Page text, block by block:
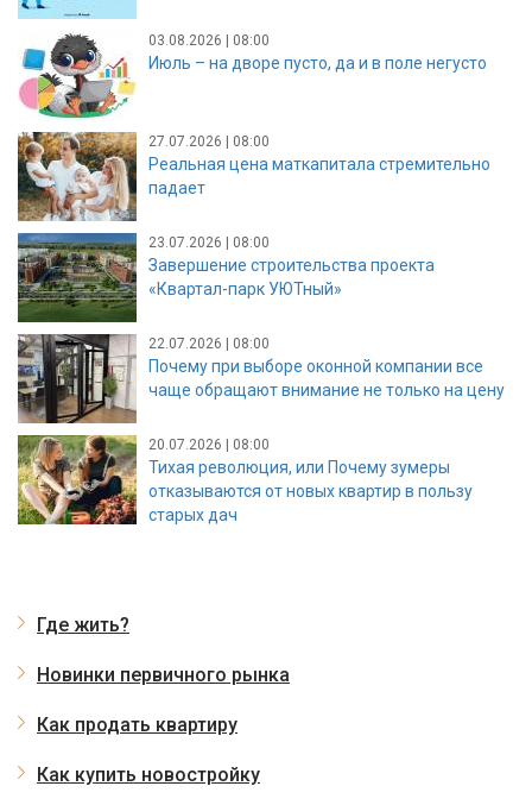
03.08.2026 | 08:00
Июль – на дворе пусто, да и в поле негусто
27.07.2026 | 08:00
Реальная цена маткапитала стремительно
падает
23.07.2026 | 08:00
Завершение строительства проекта
«Квартал-парк УЮТный»
22.07.2026 | 08:00
Почему при выборе оконной компании все
чаще обращают внимание не только на цену
20.07.2026 | 08:00
Тихая революция, или Почему зумеры
отказываются от новых квартир в пользу
старых дач
Где жить?
Новинки первичного рынка
Как продать квартиру
Как купить новостройку